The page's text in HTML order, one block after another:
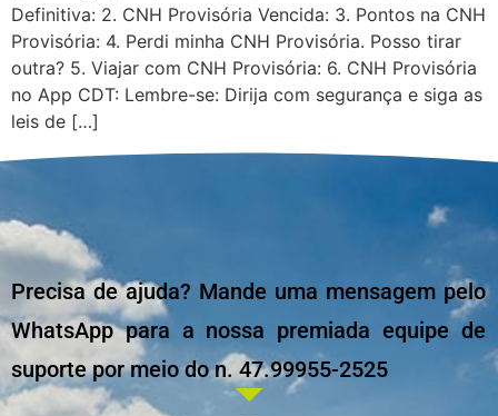
Definitiva: 2. CNH Provisória Vencida: 3. Pontos na CNH
Provisória: 4. Perdi minha CNH Provisória. Posso tirar
outra? 5. Viajar com CNH Provisória: 6. CNH Provisória
no App CDT: Lembre-se: Dirija com segurança e siga as
leis de […]
Precisa de ajuda? Mande uma mensagem pelo
WhatsApp para a nossa premiada equipe de
suporte por meio do n. 47.99955-2525